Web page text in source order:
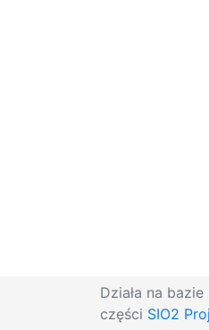
Działa na bazie
części SIO2